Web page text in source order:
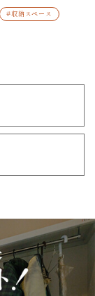
#収納スペース